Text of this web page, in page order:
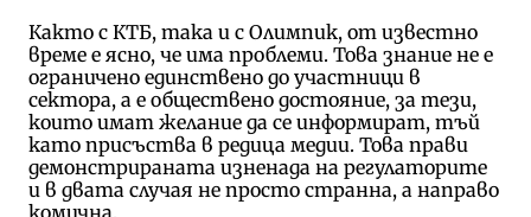
Както с КТБ, така и с Олимпик, от известно
време е ясно, че има проблеми. Това знание не е
ограничено единствено до участници в
сектора, а е обществено достояние, за тези,
които имат желание да се информират, тъй
като присъства в редица медии. Това прави
демонстрираната изненада на регулаторите
и в двата случая не просто странна, а направо
комична.